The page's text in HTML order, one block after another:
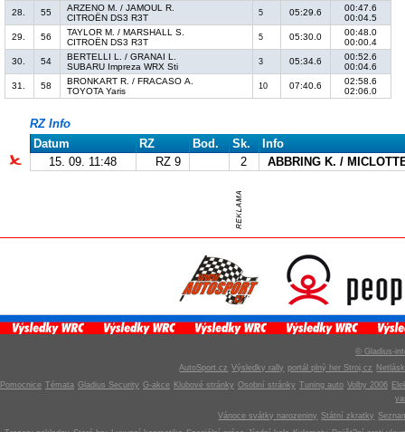
28.
55
ARZENO M. / JAMOUL R.
CITROËN DS3 R3T
5 05:29.6
00:47.6
00:04.5
29.
56
TAYLOR M. / MARSHALL S.
CITROËN DS3 R3T
5 05:30.0
00:48.0
00:00.4
30.
54
BERTELLI L. / GRANAI L.
SUBARU Impreza WRX Sti
3 05:34.6
00:52.6
00:04.6
31.
58
BRONKART R. / FRACASO A.
TOYOTA Yaris
10 07:40.6
02:58.6
02:06.0
RZ Info
Datum
RZ Bod. Sk.
Info
15. 09. 11:48
RZ 9 2 ABBRING K. /
© Gladius-
AutoSport.cz Výsledky rally portál plný her Stroj.cz
Pomocnice Témata Gladius Security G-akce Klubové stránky Osobní stránky Tuning auto Volby 2006
Vánoce svátky narozeniny Státní zkratky